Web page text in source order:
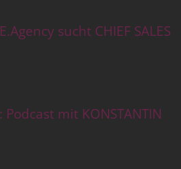
sucht CHIEF SALES
Podcast mit KONSTANTIN